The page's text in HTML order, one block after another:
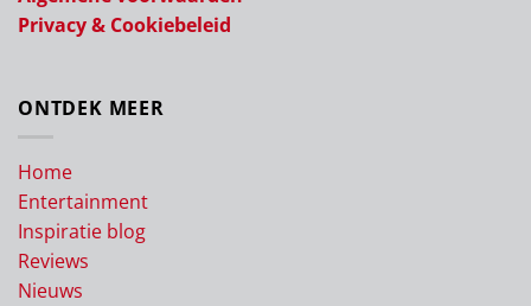
Privacy & Cookiebeleid
ONTDEK MEER
Home
Entertainment
Inspiratie blog
Reviews
Nieuws